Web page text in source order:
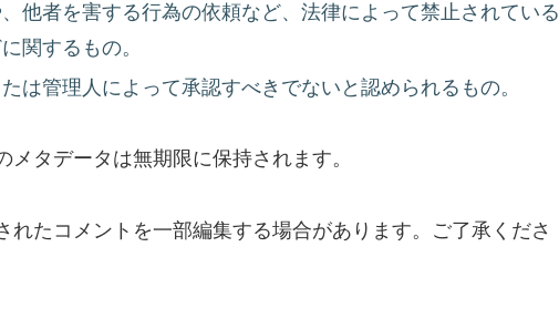
他者を害する行為の依頼など、法律によって禁止されている
関するもの。
は管理人によって承認すべきでないと認められるもの。
タデータは無期限に保持されます。
れたコメントを一部編集する場合があります。ご了承くださ